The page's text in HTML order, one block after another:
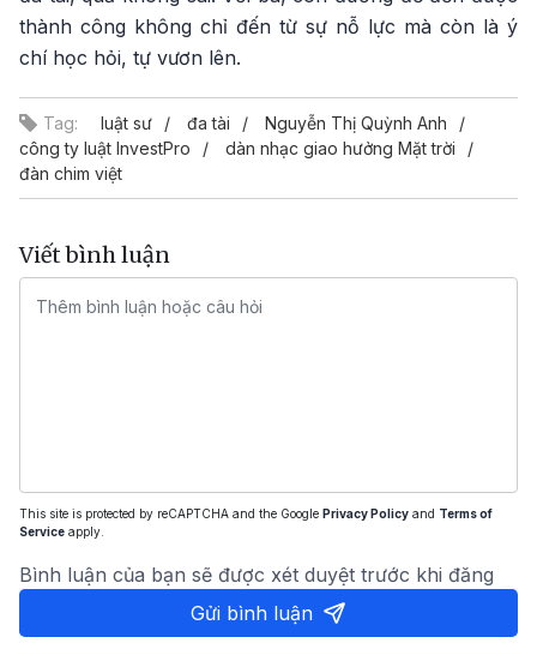
thành công không chỉ đến từ sự nỗ lực mà còn là ý
chí học hỏi, tự vươn lên.
Tag: luật sư đa tài
Nguyễn Thị Quỳnh Anh
công ty luật InvestPro
dàn nhạc giao hưởng Mặt trời
đàn chim việt
Viết bình luận
This site is protected by reCAPTCHA and the Google Privacy Policy and Terms of
Service apply.
Bình luận của bạn sẽ được xét duyệt trước khi đăng
Gửi bình luận